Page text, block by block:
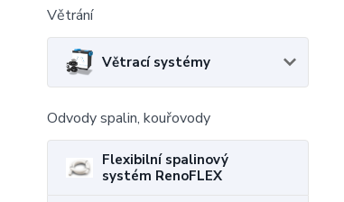
Větrání
Větrací systémy
Odvody spalin, kouřovody
Flexibilní spalinový
systém RenoFLEX